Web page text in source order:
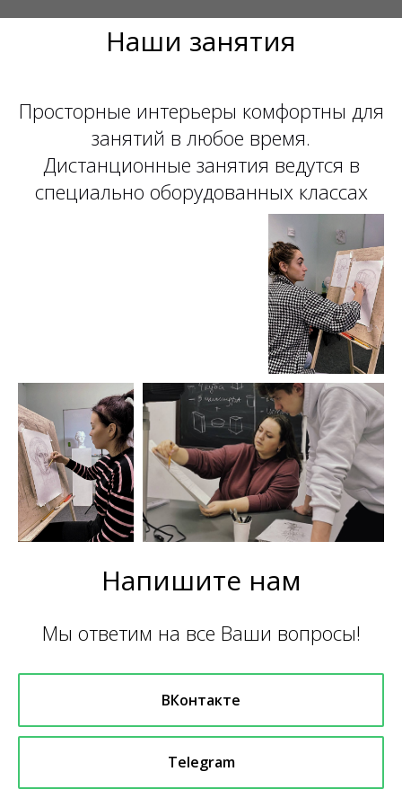
Наши занятия
Просторные интерьеры комфортны для
занятий в любое время.
Дистанционные занятия ведутся в
специально оборудованных классах
Напишите нам
Мы ответим на все Ваши вопросы!
ВКонтакте
Telegram